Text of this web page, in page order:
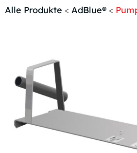
Handelspartner
Alle Produkte < AdBlue® <